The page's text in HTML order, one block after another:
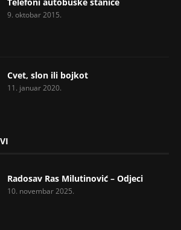
Telefoni autobuske stanice
9. oktobar 2015.
Cvet, slon ili bojkot
11. januar 2020.
Radosav Ras Milutinović – Odjeci
10. novembar 2025.